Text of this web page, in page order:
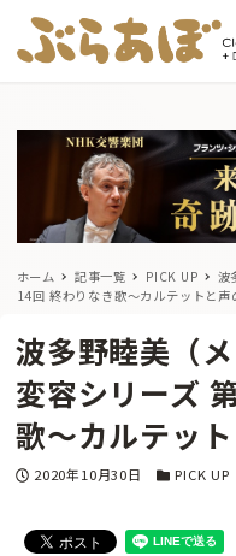
ホーム 記事一覧 PICK UP
波
14回 終わりなき歌〜カルテットと声
波多野睦美（
変容シリーズ
歌〜カルテッ
投稿日
2020年10月30日 カテゴリー
PICK UP